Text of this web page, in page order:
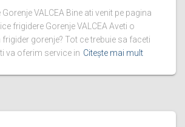
VALCEA Bine ati venit pe pagina
frigidere Gorenje VALCEA Aveti o
gorenje? Tot ce trebuie sa faceti
va oferim service in Citește mai mult